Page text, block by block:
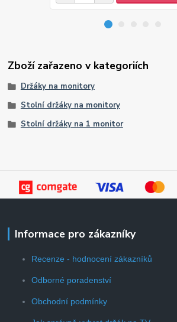
Zboží zařazeno v kategoriích
Držáky na monitory
Stolní držáky na monitory
Stolní držáky na 1 monitor
Informace pro zákazníky
Recenze - hodnocení zákazníků
Odborné poradenství
Obchodní podmínky